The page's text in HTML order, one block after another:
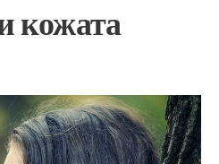
кожата